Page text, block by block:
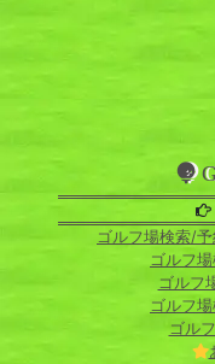
ゴルフ場検索/
ゴルフ
ゴルフ
ゴルフ
ゴル